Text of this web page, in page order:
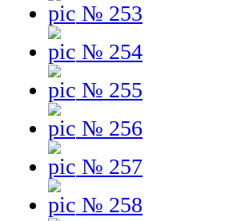
№ 253
№ 254
№ 255
№ 256
№ 257
№ 258